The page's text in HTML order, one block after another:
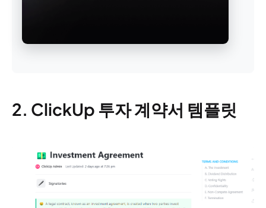
2. ClickUp 투자 계약서 템플릿